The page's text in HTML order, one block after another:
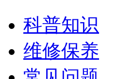
科普知识
维修保养